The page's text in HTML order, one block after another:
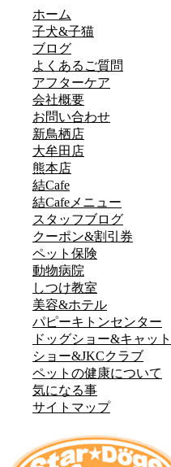
ホーム
子犬&子猫
ブログ
よくあるご質問
アフターケア
会社概要
お問い合わせ
新鳥栖店
大牟田店
熊本店
結Cafe
結Cafeメニュー
スタッフブログ
クーポン&割引券
ペット保険
動物病院
しつけ教室
美容&ホテル
パピーキトンセンター
ドッグショー&キャット
ショー&JKCクラブ
ペットの健康について
気になる事
サイトマップ